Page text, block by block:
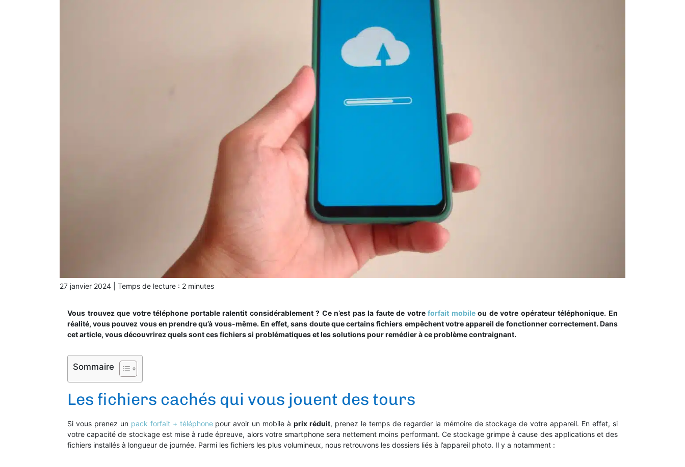
27 janvier 2024 Temps de lecture : 2 minutes
Vous trouvez que votre téléphone portable ralentit considérablement ? Ce n’est pas la faute de votreforfait mobileou de votre opérateur téléphonique. En
réalité, vous pouvez vous en prendre qu’à vous-même. En effet, sans doute que certains fichiers empêchent votre appareil de fonctionner correctement. Dans
cet article, vous découvrirez quels sont ces fichiers si problématiques et les solutions pour remédier à ce problème contraignant.
Sommaire
Les fichiers cachés qui vous jouent des tours
Si vous prenez un pack forfait + téléphonepour avoir un mobile àprix réduit, prenez le temps de regarder la mémoire de stockage de votre appareil. En effet, si
votre capacité de stockage est mise à rude épreuve, alors votre smartphone sera nettement moins performant. Ce stockage grimpe à cause des applications et des
fichiers installés à longueur de journée. Parmi les fichiers les plus volumineux, nous retrouvons les dossiers liés à l’appareil photo. Il y a notamment :